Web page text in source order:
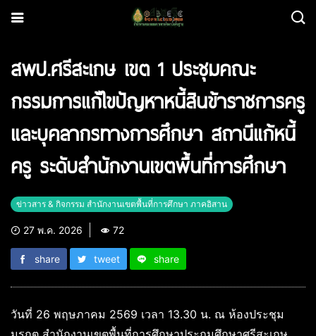
สพป.ศรีสะเกษ เขต 1 ประชุมคณะ
กรรมการแก้ไขปัญหาหนี้สินข้าราชการครู
และบุคลากรทางการศึกษา สถานีแก้หนี้
ครู ระดับสำนักงานเขตพื้นที่การศึกษา
ข่าวสาร & กิจกรรม สำนักงานเขตพื้นที่การศึกษา ภาคอิสาน
27 พ.ค. 2026 72
share tweet share
วันที่ 26 พฤษภาคม 2569 เวลา 13.30 น. ณ ห้องประชุม